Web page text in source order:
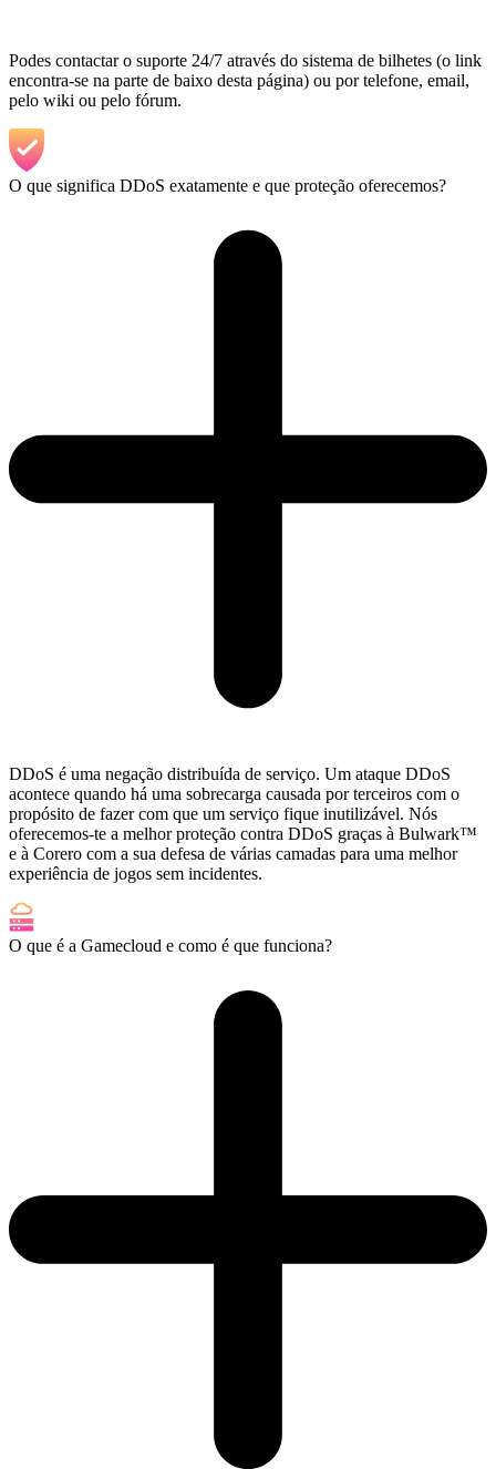
Podes contactar o suporte 24/7 através do sistema de bilhetes (o link
encontra-se na parte de baixo desta página) ou por telefone, email,
pelo wiki ou pelo fórum.
O que significa DDoS exatamente e que proteção oferecemos?
DDoS é uma negação distribuída de serviço. Um ataque DDoS
acontece quando há uma sobrecarga causada por terceiros com o
propósito de fazer com que um serviço fique inutilizável. Nós
oferecemos-te a melhor proteção contra DDoS graças à Bulwark™
e à Corero com a sua defesa de várias camadas para uma melhor
experiência de jogos sem incidentes.
O que é a Gamecloud e como é que funciona?